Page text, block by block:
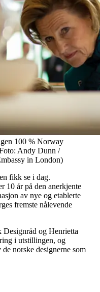
100 % Norway
Andy Dunn /
in London)
fikk se i dag.
10 år på den anerkjente
av nye og etablerte
fremste nålevende
Designråd og Henrietta
i utstillingen, og
norske designerne som